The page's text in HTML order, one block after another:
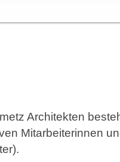
Architekten
Mitarbeiterinnen